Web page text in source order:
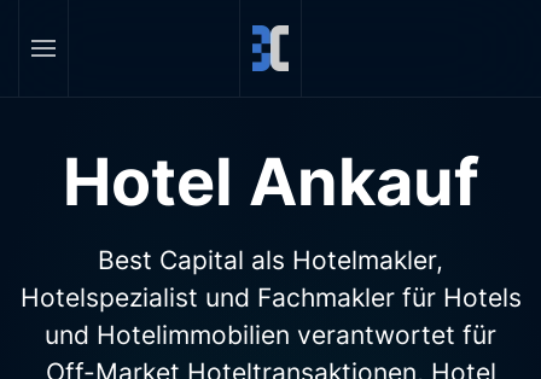
Skip to main content
Hotel Ankauf
Best Capital als Hotelmakler,
Hotelspezialist und Fachmakler für Hotels
und Hotelimmobilien verantwortet für
Off-Market Hoteltransaktionen, Hotel